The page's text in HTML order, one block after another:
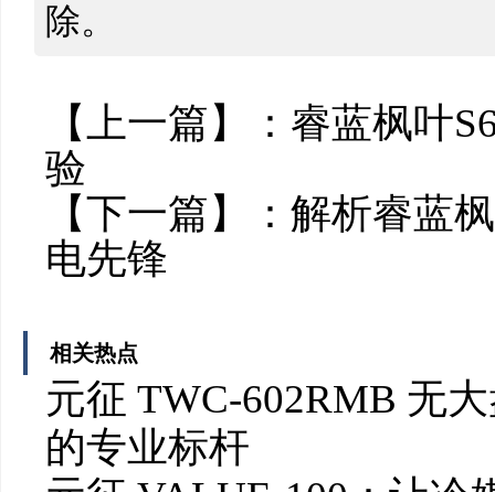
除。
【上一篇】： 睿蓝枫叶
验
【下一篇】： 解析睿蓝
电先锋
相关热点
元征 TWC-602RMB 无
的专业标杆